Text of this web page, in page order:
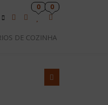
0 0
DE COZINHA